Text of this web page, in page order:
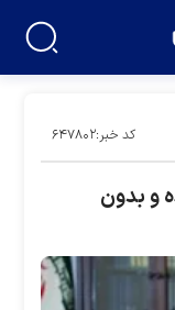
کد خبر:۶۴۷۸۰۲
و بدون